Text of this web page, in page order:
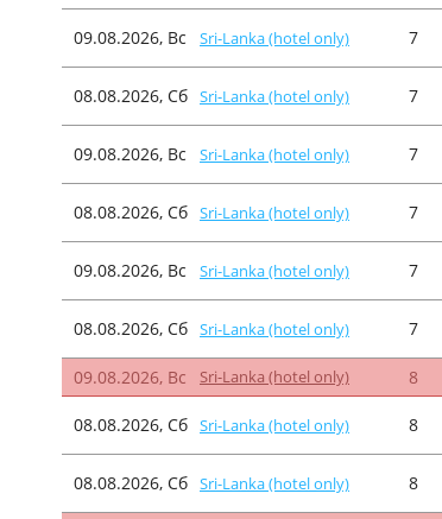
09.08.2026, Вс Sri-Lanka (hotel only) 7
08.08.2026, Сб Sri-Lanka (hotel only) 7
09.08.2026, Вс Sri-Lanka (hotel only) 7
08.08.2026, Сб Sri-Lanka (hotel only) 7
09.08.2026, Вс Sri-Lanka (hotel only) 7
08.08.2026, Сб Sri-Lanka (hotel only) 7
09.08.2026, Вс Sri-Lanka (hotel only) 8
08.08.2026, Сб Sri-Lanka (hotel only) 8
08.08.2026, Сб Sri-Lanka (hotel only) 8